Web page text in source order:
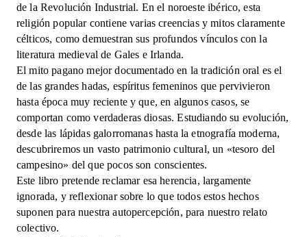
de
los
Campesinos
Europeos.
cantidad
de la Revolución Industrial. En el noroeste ibérico, esta
religión popular contiene varias creencias y mitos claramente
célticos, como demuestran sus profundos vínculos con la
literatura medieval de Gales e Irlanda.
El mito pagano mejor documentado en la tradición oral es el
de las grandes hadas, espíritus femeninos que pervivieron
hasta época muy reciente y que, en algunos casos, se
comportan como verdaderas diosas. Estudiando su evolución,
desde las lápidas galorromanas hasta la etnografía moderna,
descubriremos un vasto patrimonio cultural, un «tesoro del
campesino» del que pocos son conscientes.
Este libro pretende reclamar esa herencia, largamente
ignorada, y reflexionar sobre lo que todos estos hechos
suponen para nuestra autopercepción, para nuestro relato
colectivo.